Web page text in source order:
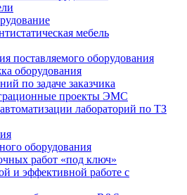
мебель
поставляемого оборудования
оборудования
по задаче заказчика
проекты ЭМС
лабораторий по ТЗ
оборудования
работ «под ключ»
и эффективной работе с